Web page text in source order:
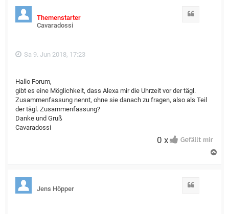
Themenstarter
Cavaradossi
Sa 9. Jun 2018, 17:23
Hallo Forum,
gibt es eine Möglichkeit, dass Alexa mir die Uhrzeit vor der tägl.
Zusammenfassung nennt, ohne sie danach zu fragen, also als Teil
der tägl. Zusammenfassung?
Danke und Gruß
Cavaradossi
0 x
Jens Höpper